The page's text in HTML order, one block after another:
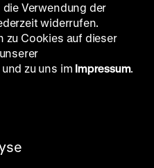
22-jährige schrieb das
Altmeister Jerzy
zuPopiól i
steht ein junger,
Sportarzt, der einen
Mädchen vom
aber ernsthaft verliebt.
diesem Film, er lebt
den urbanen und
Nicht zufällig
Rolle zu. Krzysztof
Verwendung der
widerrufen.
zu Cookies auf dieser
und zu uns im Impressum.